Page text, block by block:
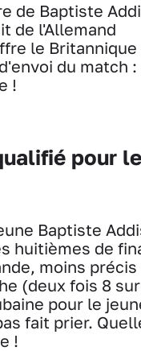
de Baptiste
de l'Allemand
le Britannique
du match :
!
pour
Baptiste
huitièmes de
moins précis
(deux fois 8 sur
pour le
fait prier.
!